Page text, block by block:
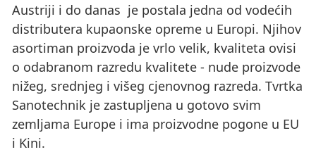
Austriji i do danas je postala jedna od vodećih
distributera kupaonske opreme u Europi. Njihov
asortiman proizvoda je vrlo velik, kvaliteta ovisi
o odabranom razredu kvalitete - nude proizvode
nižeg, srednjeg i višeg cjenovnog razreda. Tvrtka
Sanotechnik je zastupljena u gotovo svim
zemljama Europe i ima proizvodne pogone u EU
i Kini.